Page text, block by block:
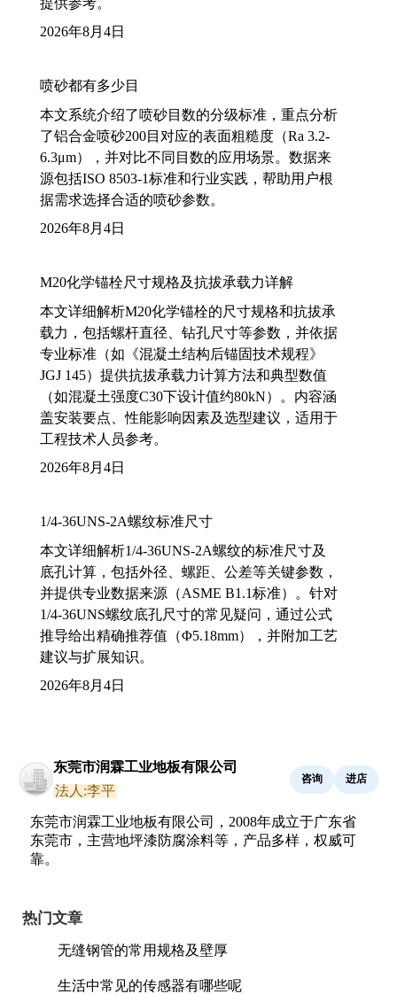
2026年8月4日
喷砂都有多少目
本文系统介绍了喷砂目数的分级标准，重点分析
了铝合金喷砂200目对应的表面粗糙度（Ra 3.2-
6.3μm），并对比不同目数的应用场景。数据来
源包括ISO 8503-1标准和行业实践，帮助用户根
据需求选择合适的喷砂参数。
2026年8月4日
M20化学锚栓尺寸规格及抗拔承载力详解
本文详细解析M20化学锚栓的尺寸规格和抗拔承
载力，包括螺杆直径、钻孔尺寸等参数，并依据
专业标准（如《混凝土结构后锚固技术规程》
JGJ 145）提供抗拔承载力计算方法和典型数值
（如混凝土强度C30下设计值约80kN）。内容涵
盖安装要点、性能影响因素及选型建议，适用于
工程技术人员参考。
2026年8月4日
1/4-36UNS-2A螺纹标准尺寸
本文详细解析1/4-36UNS-2A螺纹的标准尺寸及
底孔计算，包括外径、螺距、公差等关键参数，
并提供专业数据来源（ASME B1.1标准）。针对
1/4-36UNS螺纹底孔尺寸的常见疑问，通过公式
推导给出精确推荐值（Φ5.18mm），并附加工艺
建议与扩展知识。
2026年8月4日
东莞市润霖工业地板有限公司
法人:李平
咨询 进店
东莞市润霖工业地板有限公司，2008年成立于广东省
东莞市，主营地坪漆防腐涂料等，产品多样，权威可
靠。
热门文章
无缝钢管的常用规格及壁厚
生活中常见的传感器有哪些呢